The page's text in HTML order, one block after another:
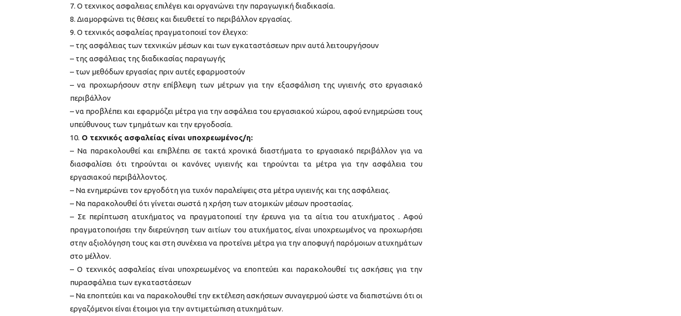
7. Ο τεχνικος ασφαλειας επιλέγει και οργανώνει την παραγωγική διαδικασία.
8. Διαμορφώνει τις θέσεις και διευθετεί το περιβάλλον εργασίας.
9. Ο τεχνικός ασφαλείας πραγματοποιεί τον έλεγχο:
– της ασφάλειας των τεχνικών μέσων και των εγκαταστάσεων πριν αυτά λειτουργήσουν
– της ασφάλειας της διαδικασίας παραγωγής
– των μεθόδων εργασίας πριν αυτές εφαρμοστούν
– να προχωρήσουν στην επίβλεψη των μέτρων για την εξασφάλιση της υγιεινής στο εργασιακό
περιβάλλον
– να προβλέπει και εφαρμόζει μέτρα για την ασφάλεια του εργασιακού χώρου, αφού ενημερώσει τους
υπεύθυνους των τμημάτων και την εργοδοσία.
10. Ο τεχνικός ασφαλείας είναι υποχρεωμένος/η:
– Να παρακολουθεί και επιβλέπει σε τακτά χρονικά διαστήματα το εργασιακό περιβάλλον για να
διασφαλίσει ότι τηρούνται οι κανόνες υγιεινής και τηρούνται τα μέτρα για την ασφάλεια του
εργασιακού περιβάλλοντος.
– Να ενημερώνει τον εργοδότη για τυχόν παραλείψεις στα μέτρα υγιεινής και της ασφάλειας.
– Να παρακολουθεί ότι γίνεται σωστά η χρήση των ατομικών μέσων προστασίας.
– Σε περίπτωση ατυχήματος να πραγματοποιεί την έρευνα για τα αίτια του ατυχήματος . Αφού
πραγματοποιήσει την διερεύνηση των αιτίων του ατυχήματος, είναι υποχρεωμένος να προχωρήσει
στην αξιολόγηση τους και στη συνέχεια να προτείνει μέτρα για την αποφυγή παρόμοιων ατυχημάτων
στο μέλλον.
– Ο τεχνικός ασφαλείας είναι υποχρεωμένος να εποπτεύει και παρακολουθεί τις ασκήσεις για την
πυρασφάλεια των εγκαταστάσεων
– Να εποπτεύει και να παρακολουθεί την εκτέλεση ασκήσεων συναγερμού ώστε να διαπιστώνει ότι οι
εργαζόμενοι είναι έτοιμοι για την αντιμετώπιση ατυχημάτων.